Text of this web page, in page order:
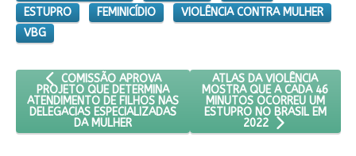
ESTUPRO
FEMINICÍDIO
VIOLÊNCIA CONTRA MULHER
VBG
ARTIGO ANTERIOR: COMISSÃO APROVA PROJETO QUE
COMISSÃO APROVA
PROJETO QUE DETERMINA
ATENDIMENTO DE FILHOS NAS
DELEGACIAS ESPECIALIZADAS
DA MULHER
PRÓXIMO ARTIGO: ATLAS
ATLAS DA VIOLÊNCIA
MOSTRA QUE A CADA 46
MINUTOS OCORREU UM
ESTUPRO NO BRASIL EM
2022